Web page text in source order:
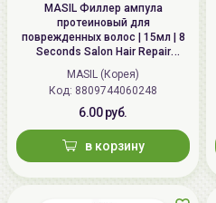
MASIL Филлер ампула
протеиновый для
поврежденных волос | 15мл | 8
Seconds Salon Hair Repair
Ampoule
MASIL (Корея)
Код: 8809744060248
6.00 руб.
в корзину